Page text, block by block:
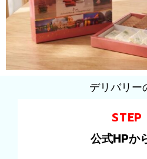
デリバリー
STEP
公式HPか